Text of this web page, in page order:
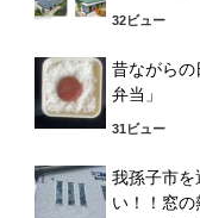
32ビュー
昔ながらの
弁当」
31ビュー
我孫子市を
い！！窓の